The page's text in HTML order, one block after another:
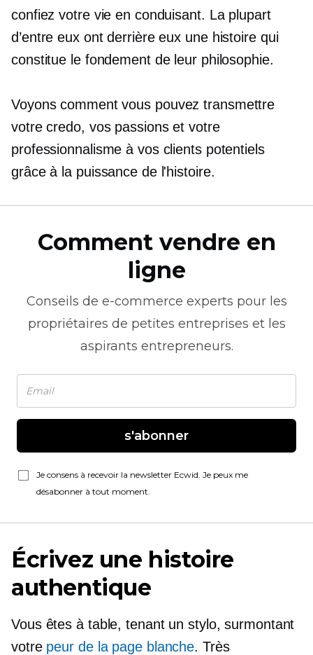
confiez votre vie en conduisant. La plupart
d’entre eux ont derrière eux une histoire qui
constitue le fondement de leur philosophie.
Voyons comment vous pouvez transmettre
votre credo, vos passions et votre
professionnalisme à vos clients potentiels
grâce à la puissance de l'histoire.
Comment vendre en
ligne
Conseils de e-commerce experts pour les
propriétaires de petites entreprises et les
aspirants entrepreneurs.
s'abonner
Je consens à recevoir la newsletter Ecwid. Je peux me
désabonner à tout moment.
Écrivez une histoire
authentique
Vous êtes à table, tenant un stylo, surmontant
votre peur de la page blanche. Très